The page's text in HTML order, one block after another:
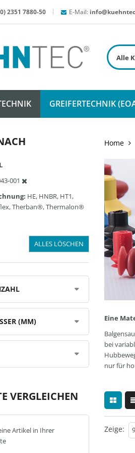
2351 7880-50 E-Mail:
GREIFERTECHNIK
001
HE, HNBR, HT1,
Therban®, Thermalon®
ALLES LÖSCHEN
(MM)
VERGLEICHEN
Artikel in Ihrer
Home
Eine
bei
nur für
Zeige: